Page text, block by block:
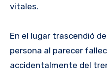
vitales.
En el lugar trascendió
persona al parecer
accidentalmente del